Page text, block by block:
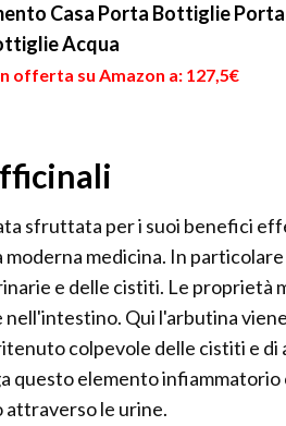
Casa Porta Bottiglie
Acqua
offerta su Amazon a: 127,5€
sfruttata per i suoi benefici
moderna medicina. In
e delle cistiti. Le proprietà
Qui l'arbutina
colpevole delle cistiti e di
questo elemento infiammatorio
le urine.